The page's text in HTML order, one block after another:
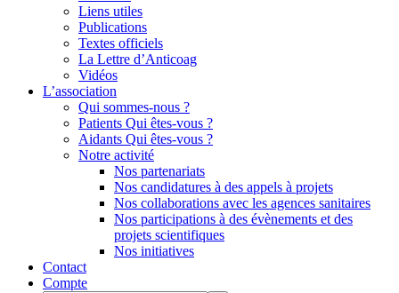
Liens utiles
Publications
Textes officiels
La Lettre d’Anticoag
Vidéos
L’association
Qui sommes-nous ?
Patients Qui êtes-vous ?
Aidants Qui êtes-vous ?
Notre activité
Nos partenariats
Nos candidatures à des appels à projets
Nos collaborations avec les agences sanitaires
Nos participations à des évènements et des
projets scientifiques
Nos initiatives
Contact
Compte